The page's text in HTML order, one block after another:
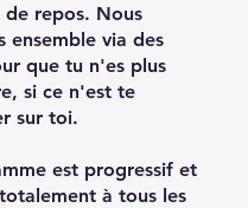
de repos. Nous
ensemble via des
que tu n'es plus
si ce n'est te
sur toi.
est progressif et
à tous les